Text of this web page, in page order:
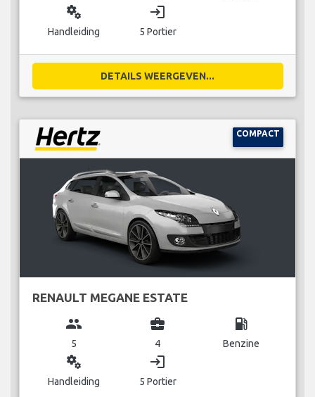
miscellaneous_services
Handleiding
login
5 Portier
DETAILS WEERGEVEN...
COMPACT
RENAULT MEGANE ESTATE
group
5
business_center
4
local_gas_station
Benzine
miscellaneous_services
Handleiding
login
5 Portier